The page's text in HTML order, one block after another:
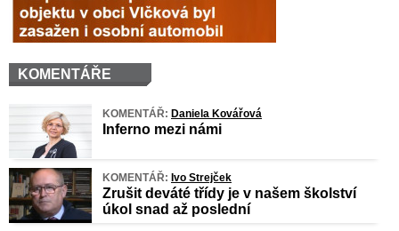
KOMENTÁŘE
KOMENTÁŘ: Daniela Kovářová
Inferno mezi námi
KOMENTÁŘ: Ivo Strejček
Zrušit deváté třídy je v našem školství
úkol snad až poslední